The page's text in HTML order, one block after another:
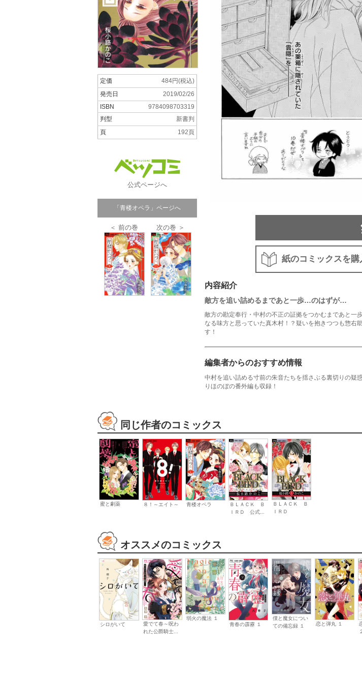
定価
484円(税込)
発売日
2019/02/26
ISBN
9784098703319
判型
新書判
頁
192頁
公式ページへ
「青楼オペラ」ページへ
＜ 前の巻 次の巻 ＞
紙のコミックスを購
内容紹介
敵方を追い詰めるまであと一歩…のはずが…
敵方の勘定奉行・中村の不正の証拠をつかむまであと一
なる味方と思っていた真木村！？疑いを抱きつつも惣右
す！
編集者からのおすすめ情報
中村を追い詰める寸前の朱音たちを揺さぶる裏切りの疑
りほのぼの番外編も収録！
同じ作者のコミックス
蜜と劇薬 ８！～エイト～ 青楼オペラ
ＢＬＡＣＫ Ｂ
ＩＲＤ 公式...
ＢＬＡＣＫ Ｂ
ＩＲＤ
オススメのコミックス
シロがいて
愛でて春～呪わ
れた公爵騎士...
弱火の魔法 １
青春の霹靂 １
僕と魔女につい
ての備忘録 １
恋と弾丸 １